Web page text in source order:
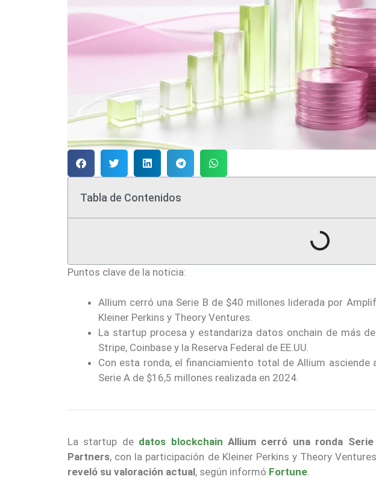
Tabla de Contenidos
Puntos clave de la noticia:
Allium cerró una Serie B de $40 millones liderada por
Kleiner Perkins y Theory Ventures.
La startup procesa y estandariza datos onchain de más
Stripe, Coinbase y la Reserva Federal de EE.UU.
Con esta ronda, el financiamiento total de Allium asciende
Serie A de $16,5 millones realizada en 2024.
La startup de datos blockchain Allium cerró una ronda
Partners, con la participación de Kleiner Perkins y Theory
reveló su valoración actual, según informó Fortune.